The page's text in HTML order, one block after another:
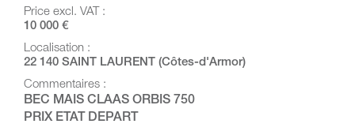
Price excl. VAT :
10 000 €
Localisation :
22 140 SAINT LAURENT (Côtes-d'Armor)
Commentaires :
BEC MAIS CLAAS ORBIS 750
PRIX ETAT DEPART